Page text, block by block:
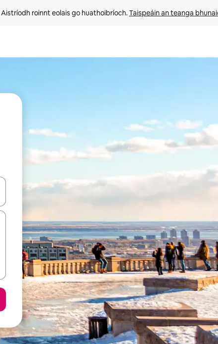
Aistríodh roinnt eolais go huathoibríoch. Taispeáin an teanga
suas agus síos nó déan iniúchadh trí thadhall nó